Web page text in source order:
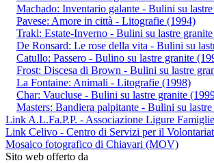
Machado: Inventario galante - Bulini su
Pavese: Amore in città - Litografie (1994)
Trakl: Estate-Inverno - Bulini su lastre
De Ronsard: Le rose della vita - Bulini su
Catullo: Passero - Bulino su lastre granite
Frost: Discesa di Brown - Bulini su lastre
La Fontaine: Animali - Litografie (1998)
Char: Vaucluse - Bulini su lastre granite
Masters: Bandiera palpitante - Bulini su
Link A.L.Fa.P.P. - Associazione Ligure
Link Celivo - Centro di Servizi per il
Mosaico fotografico di Chiavari (MOV)
Sito web offerto da